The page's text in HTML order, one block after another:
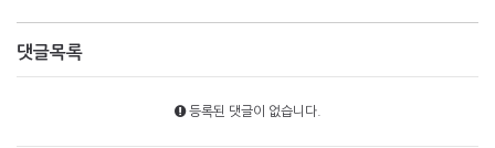
댓글목록
등록된 댓글이 없습니다.